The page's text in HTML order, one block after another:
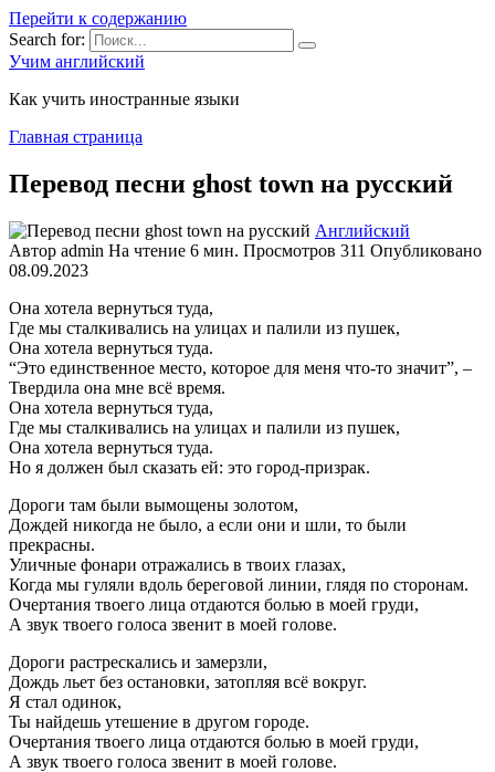
Перейти к содержанию
Search for:
Учим английский
Как учить иностранные языки
Главная страница
Перевод песни ghost town на русский
Английский
Автор admin На чтение 6 мин. Просмотров 311 Опубликовано
08.09.2023
Она хотела вернуться туда,
Где мы сталкивались на улицах и палили из пушек,
Она хотела вернуться туда.
“Это единственное место, которое для меня что-то значит”, –
Твердила она мне всё время.
Она хотела вернуться туда,
Где мы сталкивались на улицах и палили из пушек,
Она хотела вернуться туда.
Но я должен был сказать ей: это город-призрак.
Дороги там были вымощены золотом,
Дождей никогда не было, а если они и шли, то были
прекрасны.
Уличные фонари отражались в твоих глазах,
Когда мы гуляли вдоль береговой линии, глядя по сторонам.
Очертания твоего лица отдаются болью в моей груди,
А звук твоего голоса звенит в моей голове.
Дороги растрескались и замерзли,
Дождь льет без остановки, затопляя всё вокруг.
Я стал одинок,
Ты найдешь утешение в другом городе.
Очертания твоего лица отдаются болью в моей груди,
А звук твоего голоса звенит в моей голове.